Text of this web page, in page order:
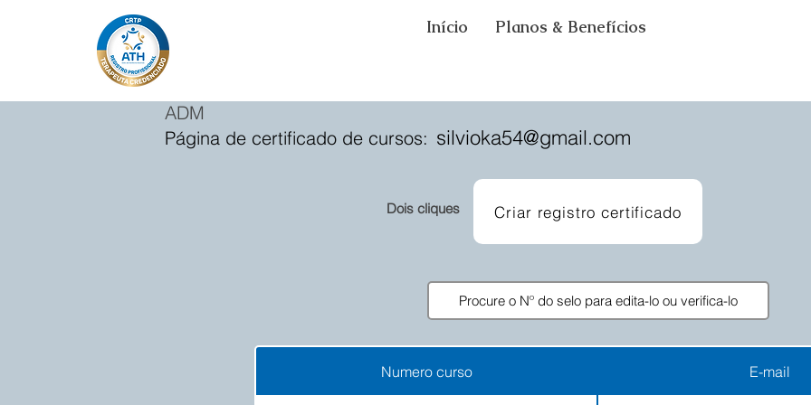
Início Planos & Benefícios
ADM
Página de certificado de cursos: silvioka54@gmail.com
Dois cliques Criar registro certificado
Numero curso E-mail